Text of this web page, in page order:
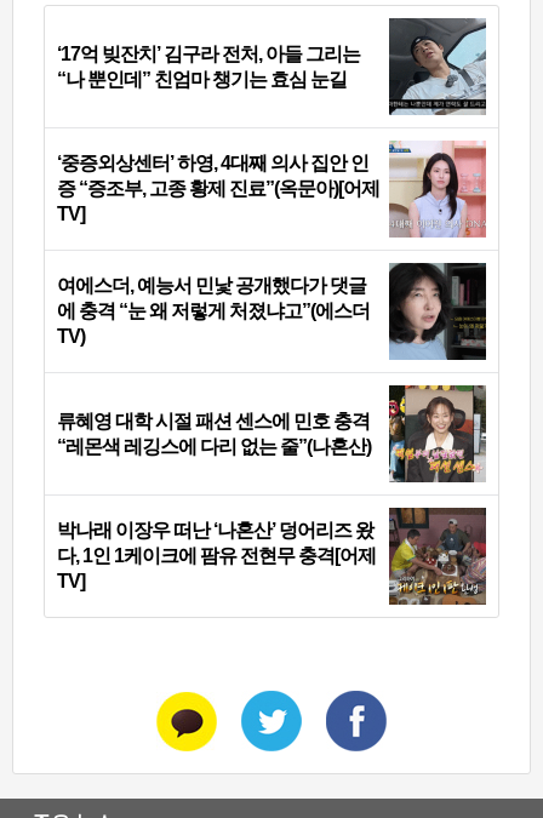
‘17억 빚잔치’ 김구라 전처, 아들 그리는
“나 뿐인데” 친엄마 챙기는 효심 눈길
‘중증외상센터’ 하영, 4대째 의사 집안 인
증 “증조부, 고종 황제 진료”(옥문아)[어제
TV]
여에스더, 예능서 민낯 공개했다가 댓글
에 충격 “눈 왜 저렇게 처졌냐고”(에스더
TV)
류혜영 대학 시절 패션 센스에 민호 충격
“레몬색 레깅스에 다리 없는 줄”(나혼산)
박나래 이장우 떠난 ‘나혼산’ 덩어리즈 왔
다, 1인 1케이크에 팜유 전현무 충격[어제
TV]